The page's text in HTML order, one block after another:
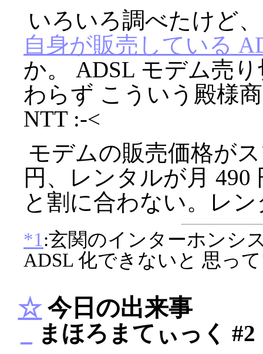
いろいろ調べたけど
自身が販売している
か。 ADSL モデム売
わらず こういう殿様
NTT :-<
モデムの販売価格が
円、レンタルが月
と割に合わない。レ
*1:玄関のインターホンシ
ADSL 化できないと 思っ
☆今日の出来事
まほろまてぃっく #2